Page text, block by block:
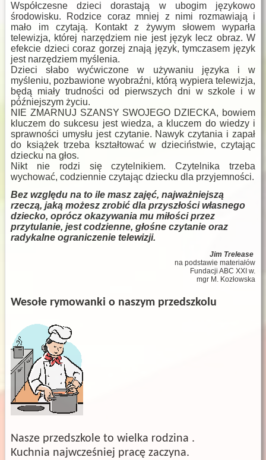
Współczesne dzieci dorastają w ubogim językowo
środowisku. Rodzice coraz mniej z nimi rozmawiają i
mało im czytają. Kontakt z żywym słowem wyparła
telewizja, której narzędziem nie jest język lecz obraz. W
efekcie dzieci coraz gorzej znają język, tymczasem język
jest narzędziem myślenia.
Dzieci słabo wyćwiczone w używaniu języka i w
myśleniu, pozbawione wyobraźni, którą wypiera telewizja,
będą miały trudności od pierwszych dni w szkole i w
późniejszym życiu.
NIE ZMARNUJ SZANSY SWOJEGO DZIECKA, bowiem
kluczem do sukcesu jest wiedza, a kluczem do wiedzy i
sprawności umysłu jest czytanie. Nawyk czytania i zapał
do książek trzeba kształtować w dzieciństwie, czytając
dziecku na głos.
Nikt nie rodzi się czytelnikiem. Czytelnika trzeba
wychować, codziennie czytając dziecku dla przyjemności.
Bez względu na to ile masz zajęć, najważniejszą
rzeczą, jaką możesz zrobić dla przyszłości własnego
dziecko, oprócz okazywania mu miłości przez
przytulanie, jest codzienne, głośne czytanie oraz
radykalne ograniczenie telewizji.
Jim Trelease
na podstawie materiałów
Fundacji ABC XXI w.
mgr M. Kozłowska
Wesołe rymowanki o naszym przedszkolu
Nasze przedszkole to wielka rodzina .
Kuchnia najwcześniej pracę zaczyna.